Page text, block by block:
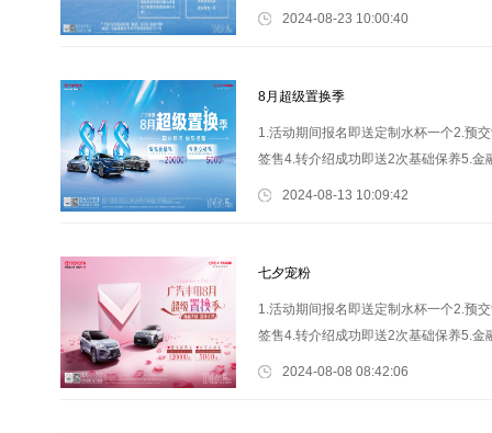
驾礼: 精美试驾礼品 1.活动期
2024-08-23 10:00:40
8月超级置换季
1.活动期间报名即送定制水杯一个2.预
签售4.转介绍成功即送2次基础保养5.
测、添加油液) (雨刮器、空调系统、玻
2024-08-13 10:09:42
七夕宠粉
1.活动期间报名即送定制水杯一个2.预
签售4.转介绍成功即送2次基础保养5.
测、添加油液) (雨刮器、空调系统、玻
2024-08-08 08:42:06